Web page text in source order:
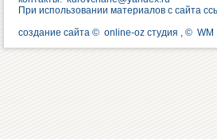
При использовании материалов с сайта
создание сайта © online-oz студия , © WM